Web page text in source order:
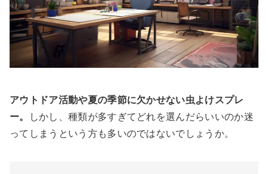
アウトドア活動や夏の季節に欠かせない虫よけスプレ
ー。
しかし、種類が多すぎてどれを選んだらいいのか迷
ってしまうという方も多いのではないでしょうか。